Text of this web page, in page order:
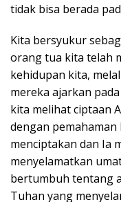
tidak bisa berada
Kita bersyukur
orang tua kita telah
kehidupan kita,
mereka ajarkan
kita melihat ciptaan
dengan
menciptakan dan Ia
menyelamatkan
bertumbuh tentang
Tuhan yang